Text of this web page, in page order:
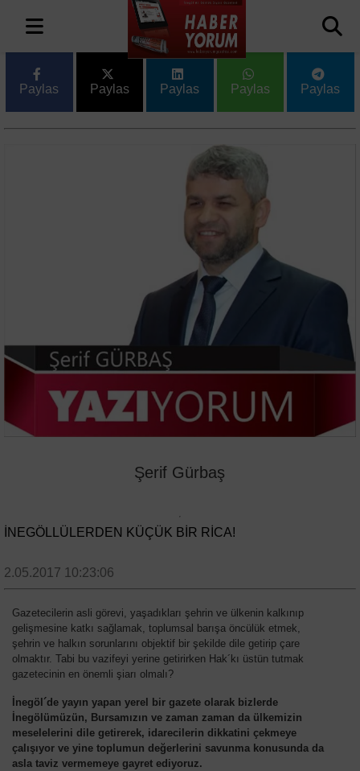
Paylas Paylas Paylas Paylas Paylas
Şerif Gürbaş
İNEGÖLLÜLERDEN KÜÇÜK BİR RİCA!
2.05.2017 10:23:06
Gazetecilerin asli görevi, yaşadıkları şehrin ve ülkenin kalkınıp
gelişmesine katkı sağlamak, toplumsal barışa öncülük etmek,
şehrin ve halkın sorunlarını objektif bir şekilde dile getirip çare
olmaktır. Tabi bu vazifeyi yerine getirirken Hak´kı üstün tutmak
gazetecinin en önemli şiarı olmalı?
İnegöl´de yayın yapan yerel bir gazete olarak bizlerde
İnegölümüzün, Bursamızın ve zaman zaman da ülkemizin
meselelerini dile getirerek, idarecilerin dikkatini çekmeye
çalışıyor ve yine toplumun değerlerini savunma konusunda da
asla taviz vermemeye gayret ediyoruz.